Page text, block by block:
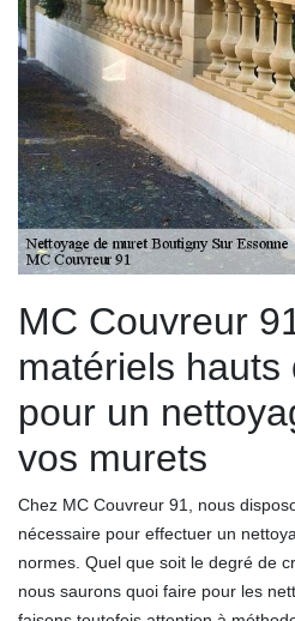
MC Couvreur
matériels hauts
pour un
vos murets
Chez MC Couvreur 91, nous
nécessaire pour effectuer un
normes. Quel que soit le degré de
nous saurons quoi faire pour les